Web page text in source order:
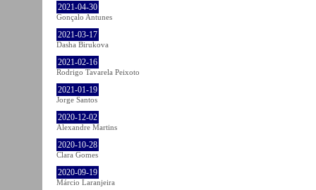
2021-04-30
Gonçalo Antunes
2021-03-17
Dasha Birukova
2021-02-16
Rodrigo Tavarela Peixoto
2021-01-19
Jorge Santos
2020-12-02
Alexandre Martins
2020-10-28
Clara Gomes
2020-09-19
Márcio Laranjeira